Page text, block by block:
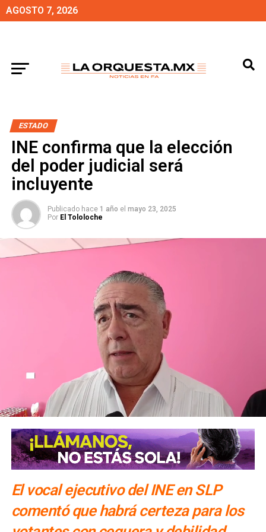
AGOSTO 7, 2026
ESTADO
INE confirma que la elección
del poder judicial será
incluyente
Publicado hace 1 año el mayo 23, 2025
Por El Tololoche
El vocal ejecutivo del INE en SLP
comentó que habrá certeza para los